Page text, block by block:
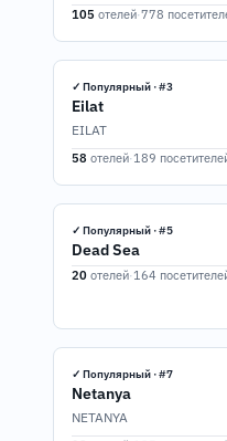
105 отелей·778
✓ Популярный · #3
Eilat
EILAT
58 отелей·189
✓ Популярный · #5
Dead Sea
20 отелей·164
✓ Популярный · #7
Netanya
NETANYA